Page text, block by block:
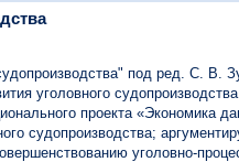
под ред. С. В.
уголовного
проекта «Экономика
судопроизводства;
уголовно-